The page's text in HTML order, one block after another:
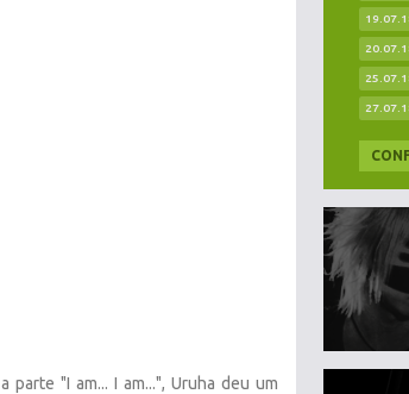
"I am... I am...", Uruha deu um